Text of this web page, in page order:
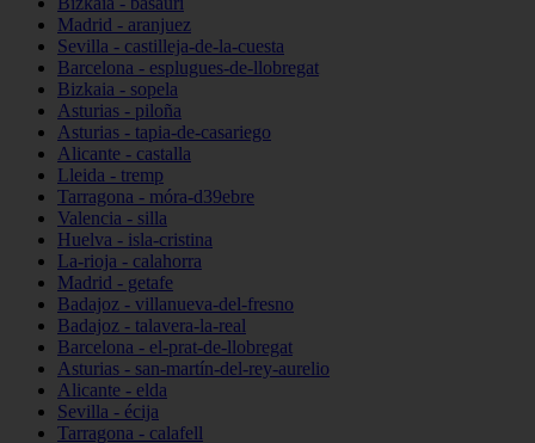
Madrid - aranjuez
Sevilla - castilleja-de-la-cuesta
Barcelona - esplugues-de-llobregat
Bizkaia - sopela
Asturias - piloña
Asturias - tapia-de-casariego
Alicante - castalla
Lleida - tremp
Tarragona - móra-d39ebre
Valencia - silla
Huelva - isla-cristina
La-rioja - calahorra
Madrid - getafe
Badajoz - villanueva-del-fresno
Badajoz - talavera-la-real
Barcelona - el-prat-de-llobregat
Asturias - san-martín-del-rey-aurelio
Alicante - elda
Sevilla - écija
Tarragona - calafell